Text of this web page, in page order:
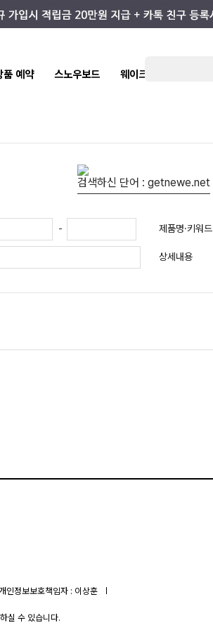
품 예약 스노우보드 웨이크/서핑
검색하신 단어 : getnewe.net
- 제품명·키워드
상세내용
인정보보호책임자 : 이상훈
실 수 있습니다.